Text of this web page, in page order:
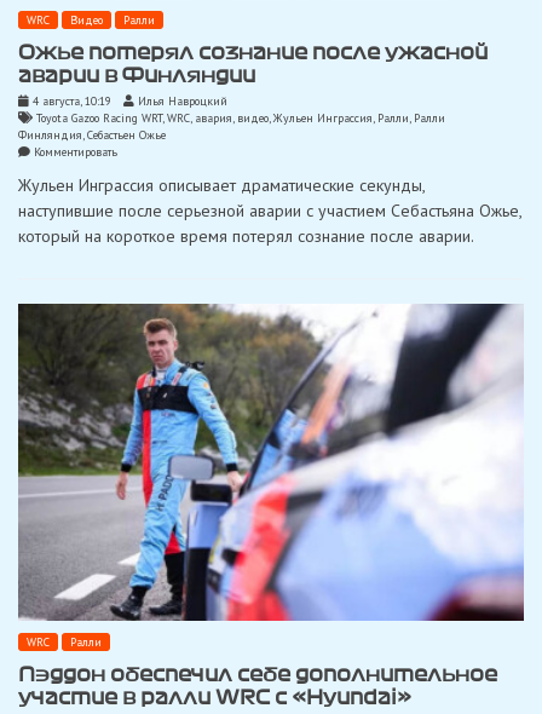
WRC Видео Ралли
Ожье потерял сознание после ужасной
аварии в Финляндии
4 августа, 10:19
Илья Навроцкий
Toyota Gazoo Racing WRT,WRC, авария, видео,Жульен Инграссия, Ралли, Ралли
Финляндия,Себастьен Ожье
Комментироватьon
потерял
после
ужасной
Жульен Инграссия описывает драматические секунды,
наступившие после серьезной аварии с участием Себастьяна Ожье,
который на короткое время потерял сознание после аварии.
WRC Ралли
Пэддон обеспечил себе дополнительное
участие в ралли WRC с «Hyundai»